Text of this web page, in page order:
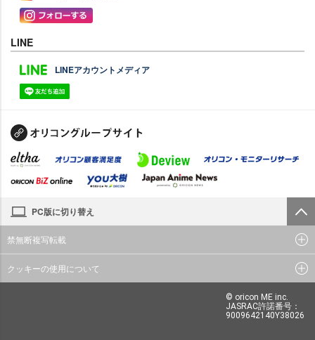
LINE
LINEアカウントメディア
PC版に切り替え
禁無断複写転載
クッキーの使用について
© oricon ME inc.
JASRAC許諾番号：
9009642140Y38026